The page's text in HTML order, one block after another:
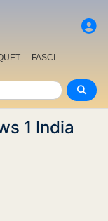
FASCI
1 India